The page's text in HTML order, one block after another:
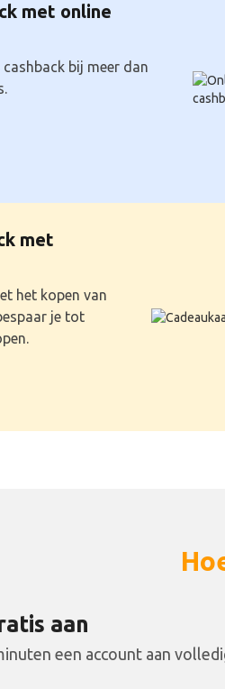
met online
bij meer dan
met
het kopen van
je tot
aan
een account aan